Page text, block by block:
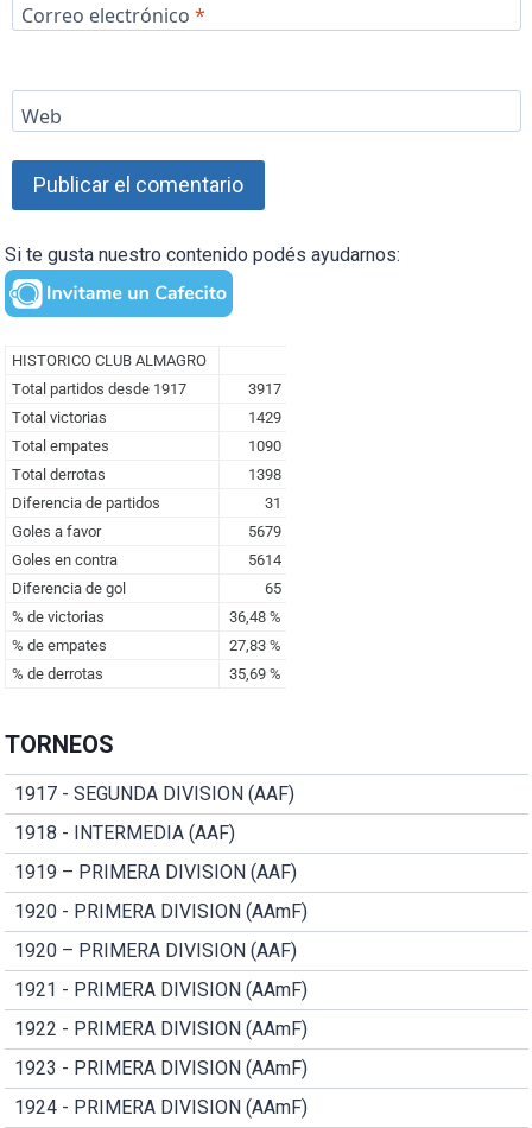
Correo electrónico *
Web
Si te gusta nuestro contenido podés ayudarnos:
TORNEOS
1917 - SEGUNDA DIVISION (AAF)
1918 - INTERMEDIA (AAF)
1919 – PRIMERA DIVISION (AAF)
1920 - PRIMERA DIVISION (AAmF)
1920 – PRIMERA DIVISION (AAF)
1921 - PRIMERA DIVISION (AAmF)
1922 - PRIMERA DIVISION (AAmF)
1923 - PRIMERA DIVISION (AAmF)
1924 - PRIMERA DIVISION (AAmF)